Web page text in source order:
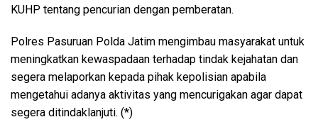
KUHP tentang pencurian dengan pemberatan.
Polres Pasuruan Polda Jatim mengimbau masyarakat untuk
meningkatkan kewaspadaan terhadap tindak kejahatan dan
segera melaporkan kepada pihak kepolisian apabila
mengetahui adanya aktivitas yang mencurigakan agar dapat
segera ditindaklanjuti. (*)